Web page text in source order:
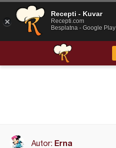
Autor: Erna
Recepti - Kuvar
Recepti.com
Besplatna - Google Play